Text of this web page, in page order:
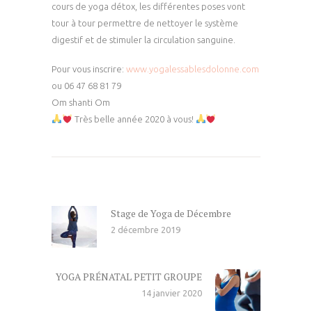
cours de yoga détox, les différentes poses vont
tour à tour permettre de nettoyer le système
digestif et de stimuler la circulation sanguine.
Pour vous inscrire: www.yogalessablesdolonne.com
ou 06 47 68 81 79
Om shanti Om
Très belle année 2020 à vous!
l’article
Previous
post:
Stage de Yoga de Décembre
2 décembre 2019
Next
post:
YOGA PRÉNATAL PETIT GROUPE
14 janvier 2020